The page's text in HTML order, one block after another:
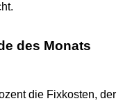
des Monats
die Fixkosten, der